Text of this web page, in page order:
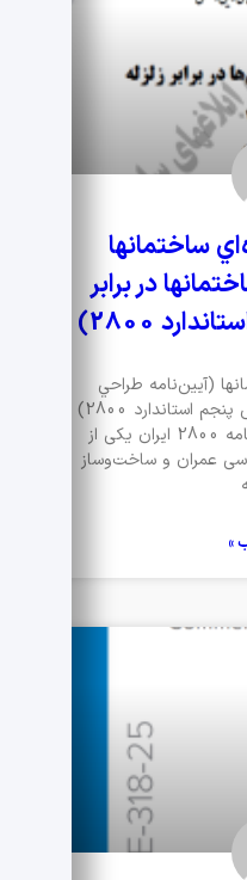
ساختمانها
در برابر
2800)
(آيين‌نامه طراحي
ساختمانها در برابر زلزله- ويرايش پنجم استاندارد 2800)
معرفی آیین‌نامه 2800 آیین‌نامه 2800 ایران یکی از
عمران و ساخت‌وساز